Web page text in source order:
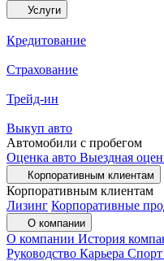
Услуги
Кредитование
Страхование
Трейд-ин
Выкуп авто
Автомобили с пробегом
Оценка авто Выездная
Корпоративным клиентам
Корпоративным клиентам
Лизинг Корпоративные
О компании
О компании История
Руководство Карьера Спорт